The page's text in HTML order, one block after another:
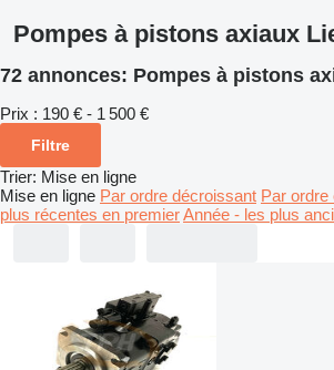
Pompes à pistons axiaux
72 annonces: Pompes à pistons
Prix : 190 € - 1 500 €
Filtre
Trier: Mise en ligne
Mise en ligne Par ordre décroissant Par
plus récentes en premierAnnée - les plus